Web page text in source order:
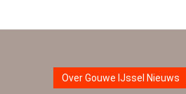
Over Gouwe IJssel Nieuws